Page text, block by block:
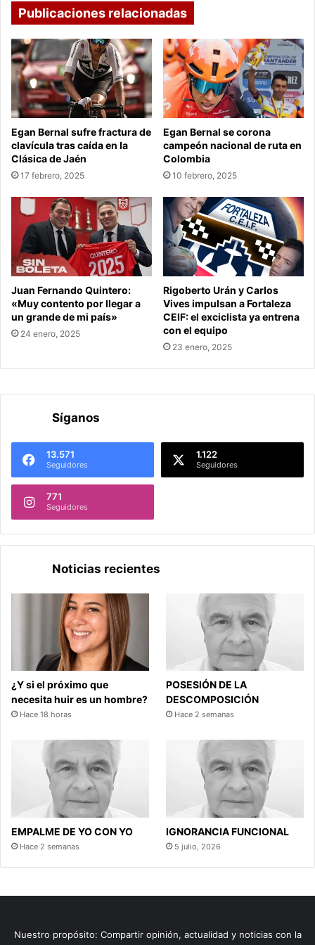
Publicaciones relacionadas
Egan Bernal sufre fractura de
clavícula tras caída en la
Clásica de Jaén
17 febrero, 2025
Egan Bernal se corona
campeón nacional de ruta en
Colombia
10 febrero, 2025
Juan Fernando Quintero:
«Muy contento por llegar a
un grande de mi país»
24 enero, 2025
Rigoberto Urán y Carlos
Vives impulsan a Fortaleza
CEIF: el exciclista ya entrena
con el equipo
23 enero, 2025
Síganos
13.571
Seguidores
1.122
Seguidores
771
Seguidores
Noticias recientes
¿Y si el próximo que
necesita huir es un hombre?
Hace 18 horas
POSESIÓN DE LA
DESCOMPOSICIÓN
Hace 2 semanas
EMPALME DE YO CON YO
Hace 2 semanas
IGNORANCIA FUNCIONAL
5 julio, 2026
Nuestro propósito: Compartir opinión, actualidad y noticias con la